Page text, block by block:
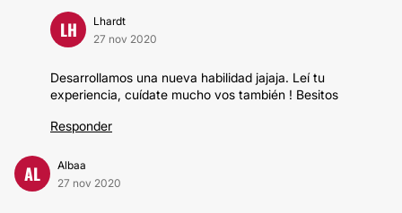
LH
Lhardt
27 nov 2020
Desarrollamos una nueva habilidad jajaja. Leí tu
experiencia, cuídate mucho vos también ! Besitos
Responder
AL
Albaa
27 nov 2020